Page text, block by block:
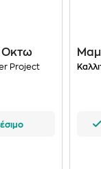
Οκτω
Project